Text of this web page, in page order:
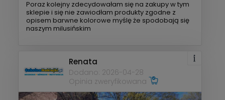
Poraz kolejny zdecydowałam się na zakupy w tym
sklepie i się nie zawiodłam produkty zgodne z
opisem barwne kolorowe myślę że spodobają się
naszym milusińskim
Renata
Dodano: 2026-04-28
Opinia zweryfikowana